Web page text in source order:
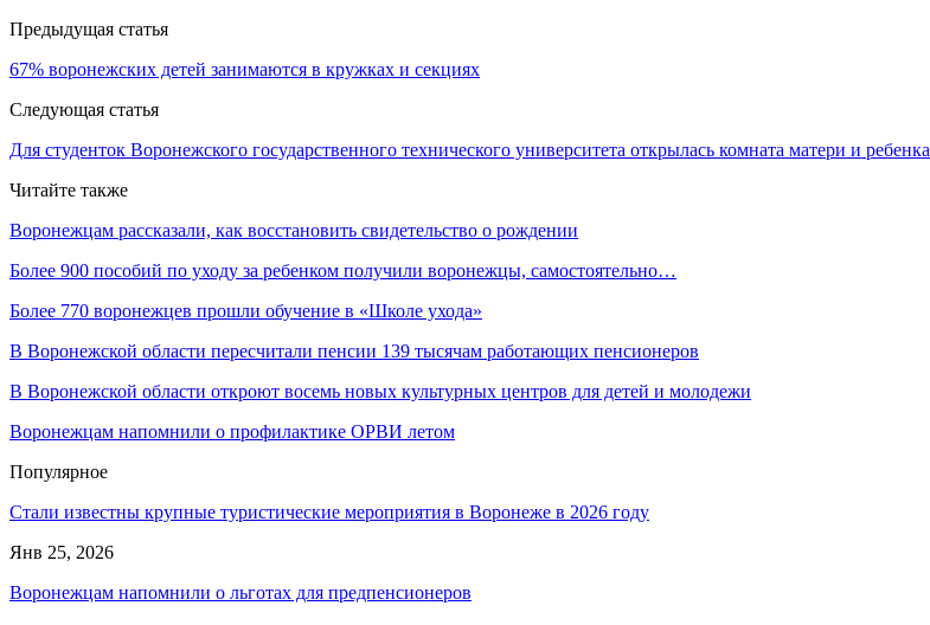
Предыдущая статья
67% воронежских детей занимаются в кружках и секциях
Следующая статья
Для студенток Воронежского государственного технического университета открылась комната матери и ребенка
Читайте также
Воронежцам рассказали, как восстановить свидетельство о рождении
Более 900 пособий по уходу за ребенком получили воронежцы, самостоятельно…
Более 770 воронежцев прошли обучение в «Школе ухода»
В Воронежской области пересчитали пенсии 139 тысячам работающих пенсионеров
В Воронежской области откроют восемь новых культурных центров для детей и молодежи
Воронежцам напомнили о профилактике ОРВИ летом
Популярное
Стали известны крупные туристические мероприятия в Воронеже в 2026 году
Янв 25, 2026
Воронежцам напомнили о льготах для предпенсионеров